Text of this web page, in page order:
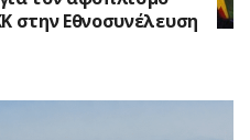
στην Εθνοσυνέλευση